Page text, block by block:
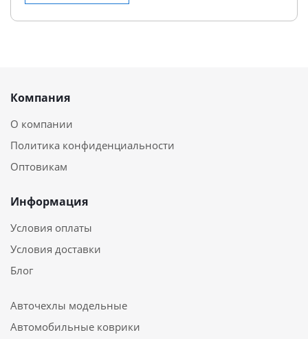
Компания
О компании
Политика конфиденциальности
Оптовикам
Информация
Условия оплаты
Условия доставки
Блог
Авточехлы модельные
Автомобильные коврики